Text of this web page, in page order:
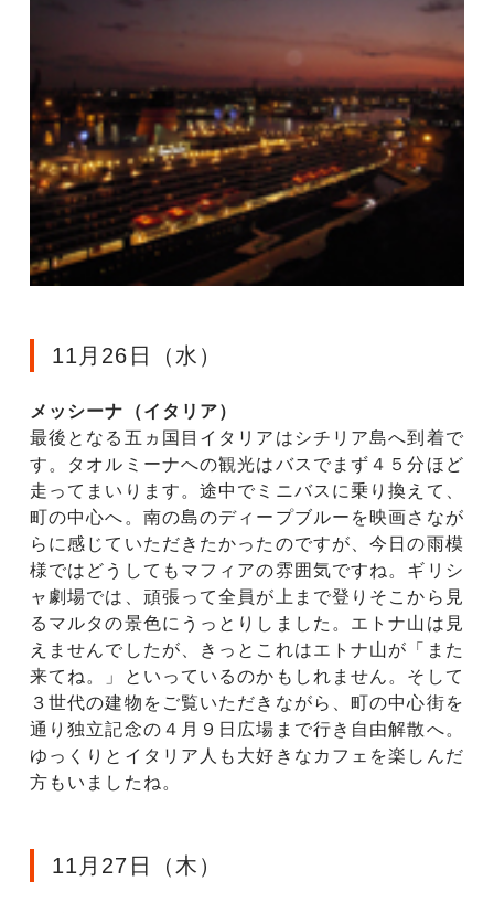
11月26日（水）
メッシーナ（イタリア）
最後となる五ヵ国目イタリアはシチリア島へ到着で
す。タオルミーナへの観光はバスでまず４５分ほど
走ってまいります。途中でミニバスに乗り換えて、
町の中心へ。南の島のディープブルーを映画さなが
らに感じていただきたかったのですが、今日の雨模
様ではどうしてもマフィアの雰囲気ですね。ギリシ
ャ劇場では、頑張って全員が上まで登りそこから見
るマルタの景色にうっとりしました。エトナ山は見
えませんでしたが、きっとこれはエトナ山が「また
来てね。」といっているのかもしれません。そして
３世代の建物をご覧いただきながら、町の中心街を
通り独立記念の４月９日広場まで行き自由解散へ。
ゆっくりとイタリア人も大好きなカフェを楽しんだ
方もいましたね。
11月27日（木）